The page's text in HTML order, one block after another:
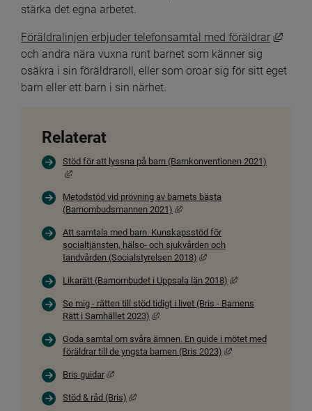
stärka det egna arbetet.
Föräldralinjen erbjuder telefon­samtal med föräldrar
Länk
och andra nära vuxna runt barnet som känner sig
osäkra i sin föräldraroll, eller som oroar sig för sitt eget
barn eller ett barn i sin närhet.
Relaterat
Stöd för att lyssna på barn (Barnkonventionen 2021)
Länk till annan webbplats, öppnas i nytt fönster.
Metodstöd vid prövning av barnets bästa
(Barnombudsmannen 2021)
Länk till annan webbplats,
Att samtala med barn. Kunskapsstöd för
socialtjänsten, hälso- och sjukvården och
tandvården (Socialstyrelsen 2018)
Länk till annan webbplats,
Likarätt (Barnombudet i Uppsala län 2018) Länk till annan
Se mig - rätten till stöd tidigt i livet (Bris - Barnens
Rätt i Samhället 2023)
Länk till annan webbplats, öppnas i
Goda samtal om svåra ämnen. En guide i mötet med
föräldrar till de yngsta barnen (Bris 2023)
Länk till annan
Bris guidar Länk till annan webbplats, öppnas i nytt fönster.
Stöd & råd (Bris) Länk till annan webbplats, öppnas i nytt